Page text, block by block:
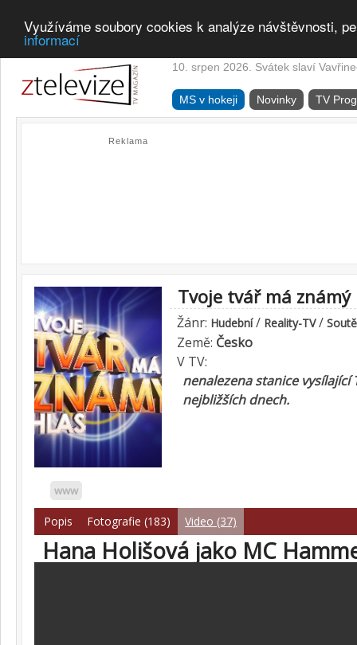
Využíváme soubory cookies k analýze návštěvnosti,
informací
10. srpen 2026. Svátek slaví
MS v hokeji Novinky TV
Reklama
www
Tvoje tvář má známý
Žánr: Hudební/ Reality-TV/
Země: Česko
V TV:
nenalezena stanice vysílající
nejbližších dnech.
Popis Fotografie (183) Video (37)
Hana Holišová jako MC